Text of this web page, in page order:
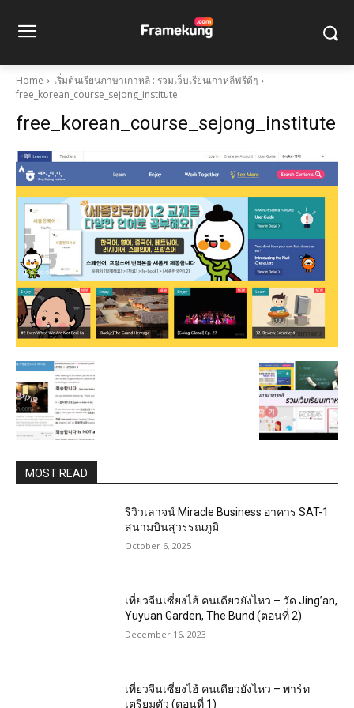
Home
เริ่มต้นเรียนภาษาเกาหลี : รวมเว็บเรียนเกาหลีฟรีดีๆ
free_korean_course_sejong_institute
free_korean_course_sejong_institute
MOST READ
รีวิวเลาจน์ Miracle Business อาคาร SAT-1
สนามบินสุวรรณภูมิ
October 6, 2025
เที่ยวจีนเซี่ยงไฮ้ คนเดียวยังไหว – วัด Jing’an,
Yuyuan Garden, The Bund (ตอนที่ 2)
December 16, 2023
เที่ยวจีนเซี่ยงไฮ้ คนเดียวยังไหว – พาร์ท
เตรียมตัว (ตอนที่ 1)